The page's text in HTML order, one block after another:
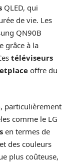
QLED, qui
de vie. Les
QN90B
grâce à la
téléviseurs
offre du
particulièrement
comme le LG
en termes de
des couleurs
plus coûteuse,